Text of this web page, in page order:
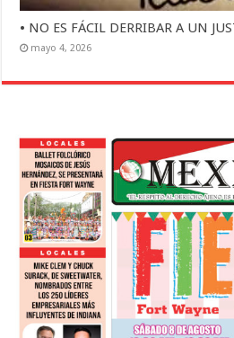
• NO ES FÁCIL DERRIBAR A UN
mayo 4, 2026